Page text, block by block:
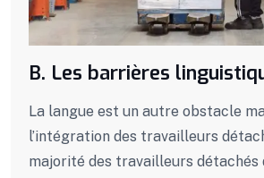
B. Les barrières
La langue est un autre obstacle
l’intégration des travailleurs
majorité des travailleurs détachés